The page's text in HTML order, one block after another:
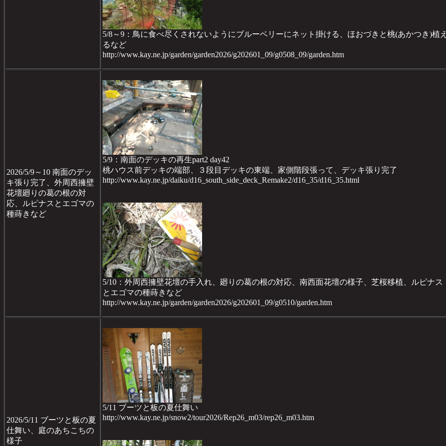
5/8～9：鳥に食べ尽くされないようにブルーベリーにネット掛ける、ほおづきと桃(あかつき)植
るなど
http://www.kay.ne.jp/garden/garden2026/g202601_09/g0508_09/garden.htm
2026/5/9～10 南面のデッ
キ張り完了、外周西擁壁
花壇廻りの葛の根の対
応、ルピナスとエゴマの
種蒔きなど
5/9：南面のデッキの再生part2 day42
桃ハウス前デッキの端部、３段目デッキの東端、家側階段張って、デッキ張り完了
http://www.kay.ne.jp/daiku/d16_south_side_deck_Remake2/d16_35/d16_35.html
5/10：外周西擁壁花壇の手入れ、廻りの葛の根の対応、南西面花壇の様子、芝桜移植、ルピナス
とエゴマの種蒔きなど
http://www.kay.ne.jp/garden/garden2026/g202601_09/g0510/garden.htm
2026/5/11 ブーツと板の夏
仕舞い、庭のあちこちの
様子
5/11 ブーツと板の夏仕舞い
http://www.kay.ne.jp/snow2/tour2026/Rep26_m03/rep26_m03.htm